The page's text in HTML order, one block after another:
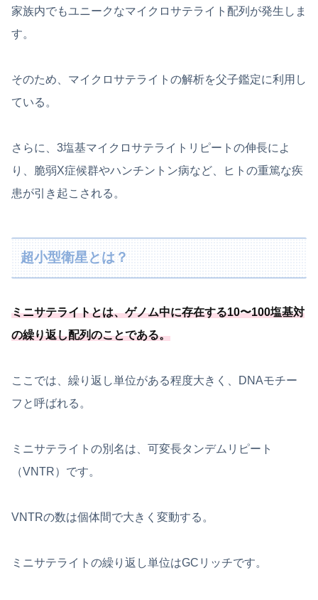
家族内でもユニークなマイクロサテライト配列が発生しま
す。
そのため、マイクロサテライトの解析を父子鑑定に利用し
ている。
さらに、3塩基マイクロサテライトリピートの伸長によ
り、脆弱X症候群やハンチントン病など、ヒトの重篤な疾
患が引き起こされる。
超小型衛星とは？
ミニサテライトとは、ゲノム中に存在する10〜100塩基対
の繰り返し配列のことである。
ここでは、繰り返し単位がある程度大きく、DNAモチー
フと呼ばれる。
ミニサテライトの別名は、可変長タンデムリピート
（VNTR）です。
VNTRの数は個体間で大きく変動する。
ミニサテライトの繰り返し単位はGCリッチです。